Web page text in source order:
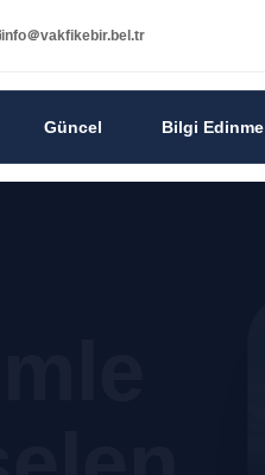
info＠vakfikebir.bel.tr
Güncel Bilgi Edinme